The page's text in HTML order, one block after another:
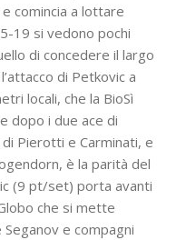
comincia a lottare
19 si vedono pochi
di concedere il largo
di Petkovic a
locali, che la BioSì
dopo i due ace di
Pierotti e Carminati, e
è la parità del
(9 pt/set) porta avanti
che si mette
e compagni